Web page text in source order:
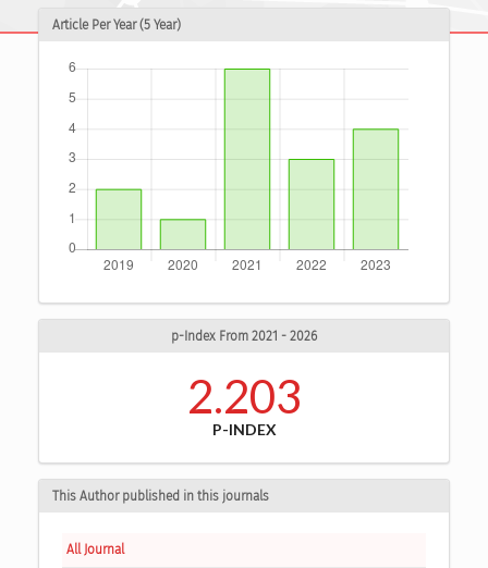
Article Per Year (5 Year)
p-Index From 2021 - 2026
2.203
P-INDEX
This Author published in this journals
All Journal